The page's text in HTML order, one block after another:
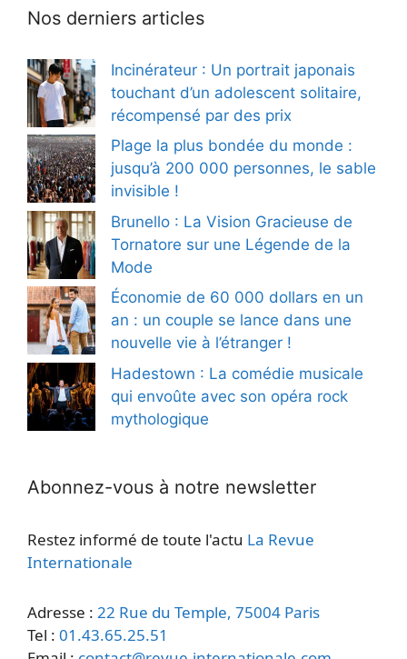
Nos derniers articles
Incinérateur : Un portrait japonais
touchant d’un adolescent solitaire,
récompensé par des prix
Plage la plus bondée du monde :
jusqu’à 200 000 personnes, le sable
invisible !
Brunello : La Vision Gracieuse de
Tornatore sur une Légende de la
Mode
Économie de 60 000 dollars en un
an : un couple se lance dans une
nouvelle vie à l’étranger !
Hadestown : La comédie musicale
qui envoûte avec son opéra rock
mythologique
Abonnez-vous à notre newsletter
Restez informé de toute l'actu La Revue
Internationale
Adresse : 22 Rue du Temple, 75004 Paris
Tel : 01.43.65.25.51